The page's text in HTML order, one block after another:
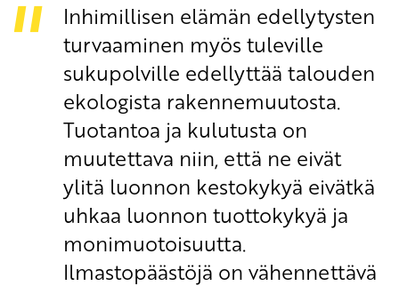
Inhimillisen elämän edellytysten
turvaaminen myös tuleville
sukupolville edellyttää talouden
ekologista rakennemuutosta.
Tuotantoa ja kulutusta on
muutettava niin, että ne eivät
ylitä luonnon kestokykyä eivätkä
uhkaa luonnon tuottokykyä ja
monimuotoisuutta.
Ilmastopäästöjä on vähennettävä